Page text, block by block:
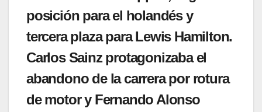
posición para el holandés y
tercera plaza para Lewis Hamilton.
Carlos Sainz protagonizaba el
abandono de la carrera por rotura
de motor y Fernando Alonso